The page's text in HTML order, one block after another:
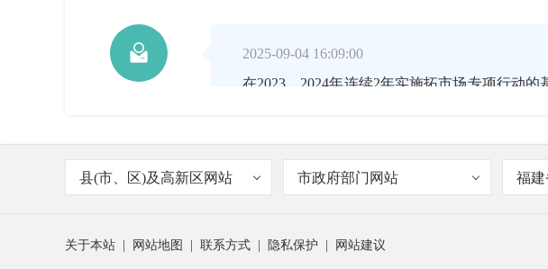

2025-09-04 16:09:00
在2023、2024年连续2年实施拓市场专项行动
服务、加码产品推介等三项服务水平、用好示
学赶超活动，实施比开展活动、比参展办展、
县(市、区)及高新区网站 市政府部门网站 福
关于本站 网站地图 联系方式 隐私保护 网站建议